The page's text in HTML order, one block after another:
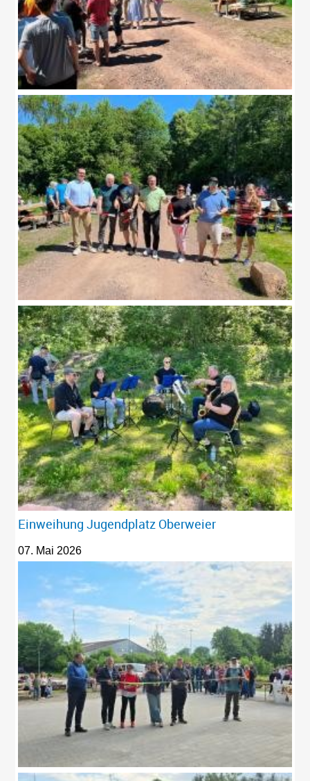
Einweihung Jugendplatz Oberweier
07. Mai 2026